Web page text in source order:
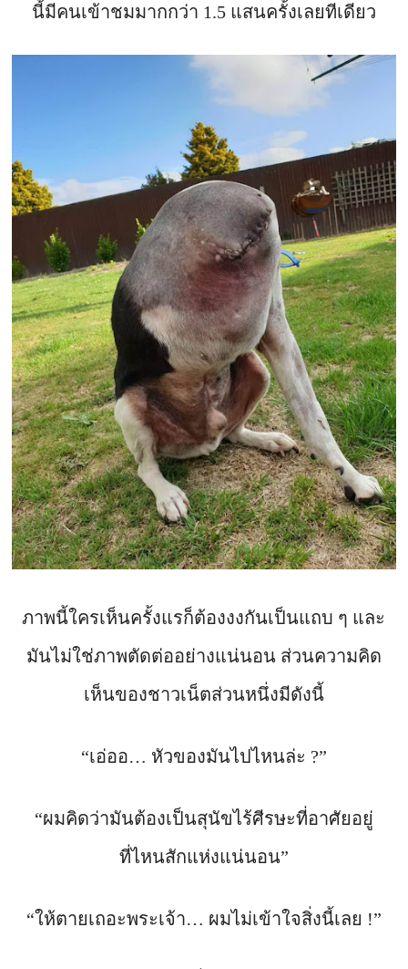
นี้มีคนเข้าชมมากกว่า 1.5 แสนครั้งเลยทีเดียว
ภาพนี้ใครเห็นครั้งแรก็ต้องงงกันเป็นแถบ ๆ และ
มันไม่ใช่ภาพตัดต่ออย่างแน่นอน ส่วนความคิด
เห็นของชาวเน็ตส่วนหนึ่งมีดังนี้
“เอ่ออ… หัวของมันไปไหนล่ะ ?”
“ผมคิดว่ามันต้องเป็นสุนัขไร้ศีรษะที่อาศัยอยู่
ที่ไหนสักแห่งแน่นอน”
“ให้ตายเถอะพระเจ้า… ผมไม่เข้าใจสิ่งนี้เลย !”